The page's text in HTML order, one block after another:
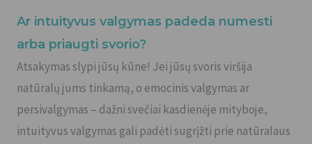
Ar intuityvus valgymas padeda numesti
arba priaugti svorio?
Atsakymas slypi jūsų kūne! Jei jūsų svoris viršija
natūralų jums tinkamą, o emocinis valgymas ar
persivalgymas – dažni svečiai kasdienėje mityboje,
intuityvus valgymas gali padėti sugrįžti prie natūralaus